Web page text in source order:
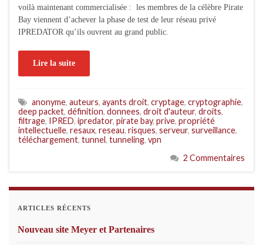
voilà maintenant commercialisée : les membres de la célèbre Pirate
Bay viennent d’achever la phase de test de leur réseau privé
IPREDATOR qu’ils ouvrent au grand public.
Lire la suite
anonyme, auteurs, ayants droit, cryptage, cryptographie,
deep packet, définition, donnees, droit d'auteur, droits,
filtrage, IPRED, ipredator, pirate bay, prive, propriété
intellectuelle, resaux, reseau, risques, serveur, surveillance,
téléchargement, tunnel, tunneling, vpn
2 Commentaires
ARTICLES RÉCENTS
Nouveau site Meyer et Partenaires